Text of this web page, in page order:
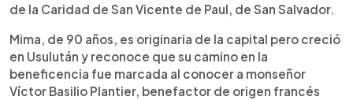
de la Caridad de San Vicente de Paul, de San Salvador.
Mima, de 90 años, es originaria de la capital pero creció
en Usulután y reconoce que su camino en la
beneficencia fue marcada al conocer a monseñor
Víctor Basilio Plantier, benefactor de origen francés